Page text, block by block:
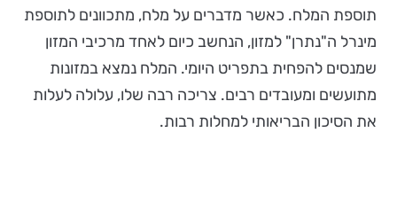
תוספת המלח. כאשר מדברים על מלח, מתכוונים לתוספת
מינרל ה"נתרן" למזון, הנחשב כיום לאחד מרכיבי המזון
שמנסים להפחית בתפריט היומי. המלח נמצא במזונות
מתועשים ומעובדים רבים. צריכה רבה שלו, עלולה לעלות
את הסיכון הבריאותי למחלות רבות.